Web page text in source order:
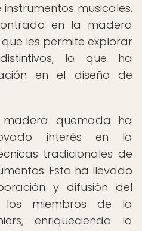
musicales.
en la madera
les permite explorar
lo que ha
en el diseño de
quemada ha
interés en la
tradicionales de
Esto ha llevado
y difusión del
los miembros de la
enriqueciendo la